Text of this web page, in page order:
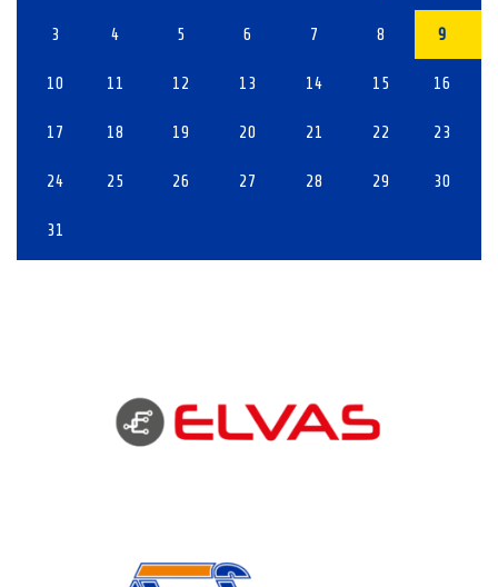
3 4 5 6 7 8 9
10 11 12 13 14 15 16
17 18 19 20 21 22 23
24 25 26 27 28 29 30
31